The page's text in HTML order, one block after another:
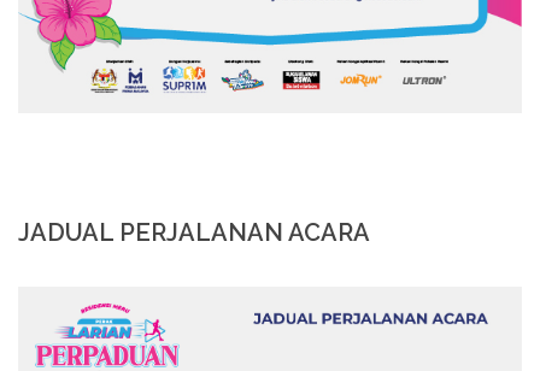
JADUAL PERJALANAN ACARA